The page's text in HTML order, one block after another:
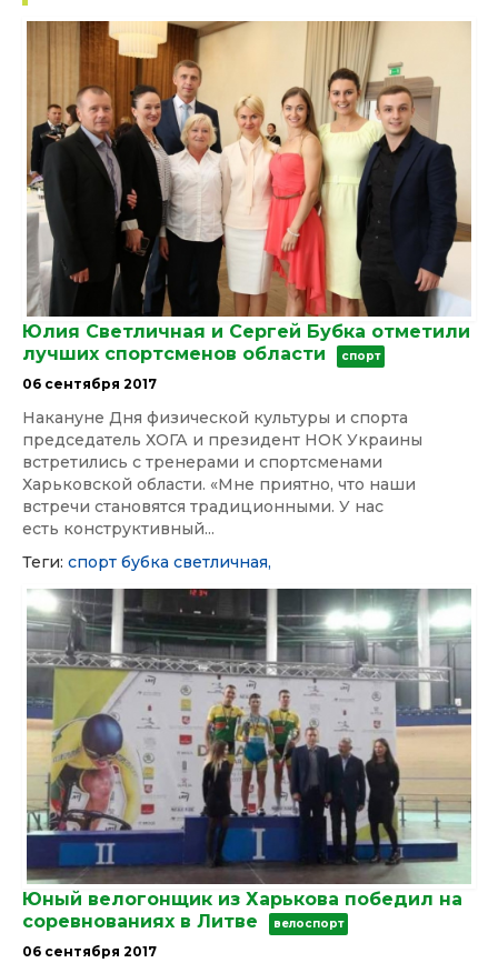
Юлия Светличная и Сергей Бубка отметили
лучших спортсменов области
спорт
06 сентября 2017
Накануне Дня физической культуры и спорта
председатель ХОГА и президент НОК Украины
встретились с тренерами и спортсменами
Харьковской области. «Мне приятно, что наши
встречи становятся традиционными. У нас
есть конструктивный...
Теги: спорт бубка светличная,
Юный велогонщик из Харькова победил на
соревнованиях в Литве
велоспорт
06 сентября 2017